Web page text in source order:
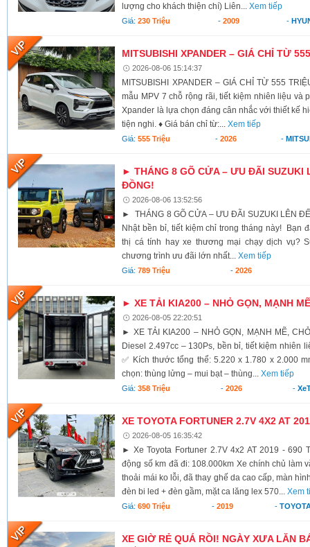
lượng cho khách thiện chí) Liên...Xem tiếp
Giá:230 Triệu - 2009 -
MITSUBISHI XPANDER – GIÁ CHỈ TỪ
2026-08-06 15:14:37
MITSUBISHI XPANDER – GIÁ CHỈ TỪ 555
mẫu MPV 7 chỗ rộng rãi, tiết kiệm nhiên liệu và
Xpander là lựa chọn đáng cân nhắc với thiết kế
tiện nghi. ♦ Giá bán chỉ từ:...Xem tiếp
Giá:555 Triệu - 2026 -
► THÁNG 8 GÕ CỬA – ƯU ĐÃI SUZUKI
ĐỒNG!
2026-08-06 13:52:56
► THÁNG 8 GÕ CỬA – ƯU ĐÃI SUZUKI LÊN
Nhật bền bỉ, tiết kiệm chỉ trong tháng này! Bạn
thị cá tính hay xe thương mại chạy dịch vụ?
chương trình ưu đãi lớn nhất...Xem tiếp
Giá:789 Triệu - 2026
► XE TẢI KIA200 – NHỎ GỌN, MẠNH
2026-08-05 22:20:51
► XE TẢI KIA200 – NHỎ GỌN, MẠNH MẼ,
Diesel 2.497cc – 130Ps, bền bỉ, tiết kiệm nhiên
✅ Kích thước tổng thể: 5.220 x 1.780 x 2.000
chọn: thùng lửng – mui bạt – thùng...Xem tiếp
Giá:358 Triệu -2026 -
XE TOYOTA FORTUNER 2.7V 4X2 AT
2026-08-05 16:35:42
► Xe Toyota Fortuner 2.7V 4x2 AT 2019 - 690
động số km đã đi: 108.000km Xe chính chủ làm
thoải mái ko lỗi, đã thay ghế da cao cấp, màn
đèn bi led + đèn gầm, mặt ca lăng lex 570...Xem
Giá:690 Triệu -2019 -
XE GIỜ RẺ QUÁ RỒI! NGÀY XƯA LĂN